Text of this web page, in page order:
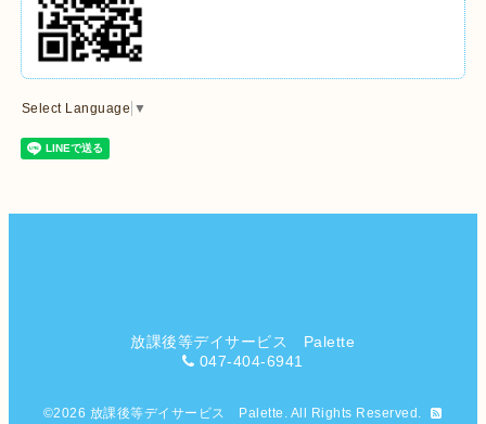
Select Language ▼
放課後等デイサービス Palette
047-404-6941
©2026 放課後等デイサービス Palette . All Rights Reserved.